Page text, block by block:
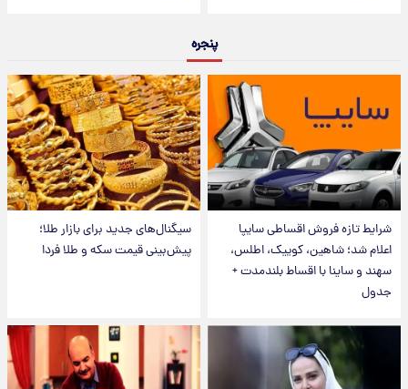
پنجره
شرایط تازه فروش اقساطی سایپا
اعلام شد؛ شاهین، کوییک، اطلس،
سهند و ساینا با اقساط بلندمدت +
جدول
سیگنال‌های جدید برای بازار طلا؛
پیش‌بینی قیمت سکه و طلا فردا